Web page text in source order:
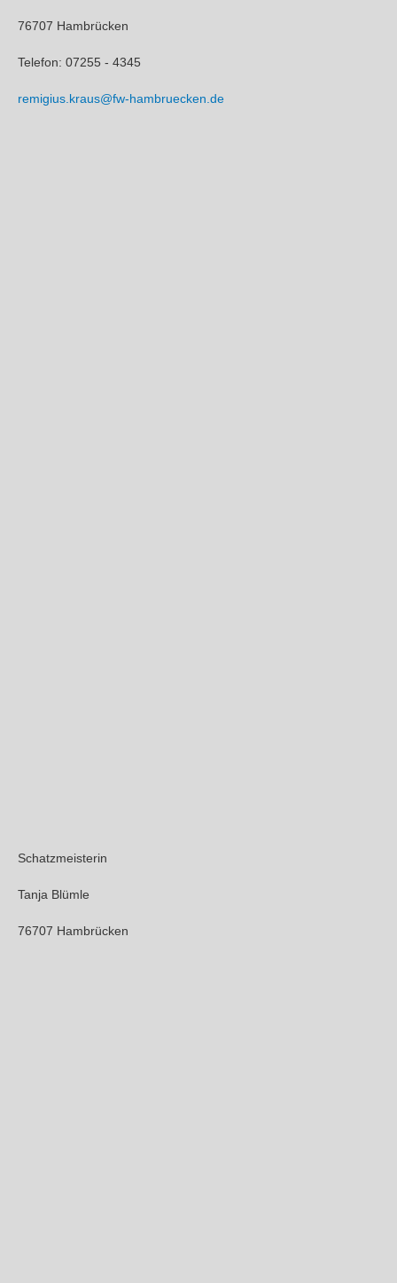
76707 Hambrücken
Telefon: 07255 - 4345
remigius.kraus@fw-hambruecken.de
Schatzmeisterin
Tanja Blümle
76707 Hambrücken